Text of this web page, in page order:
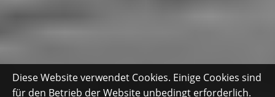
Diese Website verwendet Cookies. Einige Cookies sind
für den Betrieb der Website unbedingt erforderlich.